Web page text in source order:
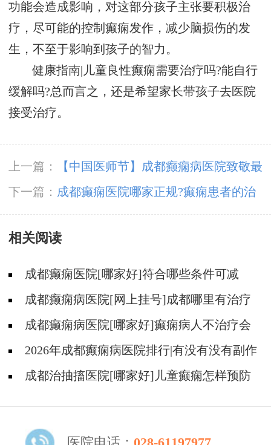
功能会造成影响，对这部分孩子主张要积极治
疗，尽可能的控制癫痫发作，减少脑损伤的发
生，不至于影响到孩子的智力。
健康指南|儿童良性癫痫需要治疗吗?能自行
缓解吗?总而言之，还是希望家长带孩子去医院
接受治疗。
上一篇：
【中国医师节】成都癫痫病医院致敬最
美“医”瞬间，祝所有平凡而伟大的医师们节日快
乐！
下一篇： 成都癫痫医院哪家正规?癫痫患者的治
疗方法有哪些?
相关阅读
成都癫痫医院[哪家好]符合哪些条件可减
药、停药?
成都癫痫病医院[网上挂号]成都哪里有治疗
癫痫的中医?
成都癫痫病医院[哪家好]癫痫病人不治疗会
怎样?2026年成都癫痫病医院排行|有没有没有副作
用的抗癫痫药物呢？
成都治抽搐医院[哪家好]儿童癫痫怎样预防